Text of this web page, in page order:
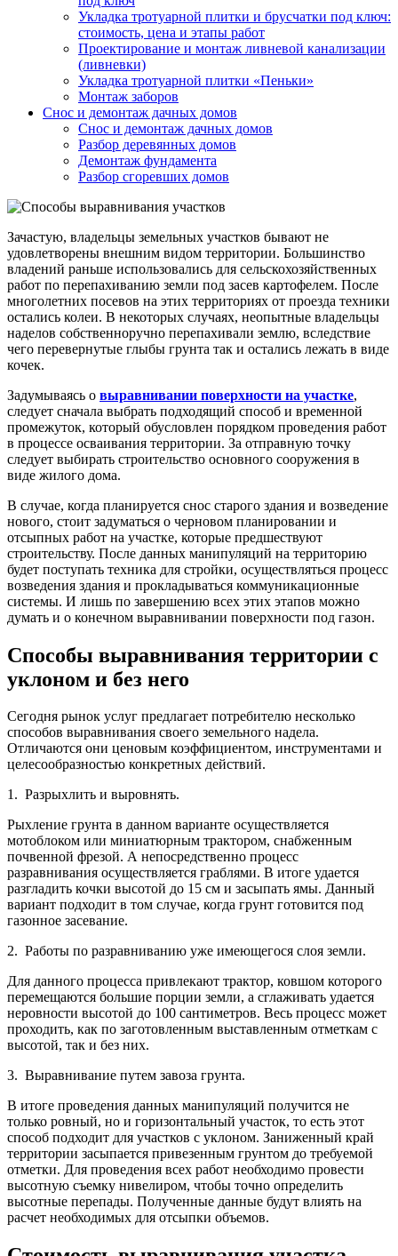
Укладка тротуарной плитки и брусчатки под ключ:
стоимость, цена и этапы работ
Проектирование и монтаж ливневой канализации
(ливневки)
Укладка тротуарной плитки «Пеньки»
Монтаж заборов
Снос и демонтаж дачных домов
Снос и демонтаж дачных домов
Разбор деревянных домов
Демонтаж фундамента
Разбор сгоревших домов
Зачастую, владельцы земельных участков бывают не
удовлетворены внешним видом территории. Большинство
владений раньше использовались для сельскохозяйственных
работ по перепахиванию земли под засев картофелем. После
многолетних посевов на этих территориях от проезда техники
остались колеи. В некоторых случаях, неопытные владельцы
наделов собственноручно перепахивали землю, вследствие
чего перевернутые глыбы грунта так и остались лежать в виде
кочек.
Задумываясь о выравнивании поверхности на участке,
следует сначала выбрать подходящий способ и временной
промежуток, который обусловлен порядком проведения работ
в процессе осваивания территории. За отправную точку
следует выбирать строительство основного сооружения в
виде жилого дома.
В случае, когда планируется снос старого здания и возведение
нового, стоит задуматься о черновом планировании и
отсыпных работ на участке, которые предшествуют
строительству. После данных манипуляций на территорию
будет поступать техника для стройки, осуществляться процесс
возведения здания и прокладываться коммуникационные
системы. И лишь по завершению всех этих этапов можно
думать и о конечном выравнивании поверхности под газон.
Способы выравнивания территории с
уклоном и без него
Сегодня рынок услуг предлагает потребителю несколько
способов выравнивания своего земельного надела.
Отличаются они ценовым коэффициентом, инструментами и
целесообразностью конкретных действий.
1. Разрыхлить и выровнять.
Рыхление грунта в данном варианте осуществляется
мотоблоком или миниатюрным трактором, снабженным
почвенной фрезой. А непосредственно процесс
разравнивания осуществляется граблями. В итоге удается
разгладить кочки высотой до 15 см и засыпать ямы. Данный
вариант подходит в том случае, когда грунт готовится под
газонное засевание.
2. Работы по разравниванию уже имеющегося слоя земли.
Для данного процесса привлекают трактор, ковшом которого
перемещаются большие порции земли, а сглаживать удается
неровности высотой до 100 сантиметров. Весь процесс может
проходить, как по заготовленным выставленным отметкам с
высотой, так и без них.
3. Выравнивание путем завоза грунта.
В итоге проведения данных манипуляций получится не
только ровный, но и горизонтальный участок, то есть этот
способ подходит для участков с уклоном. Заниженный край
территории засыпается привезенным грунтом до требуемой
отметки. Для проведения всех работ необходимо провести
высотную съемку нивелиром, чтобы точно определить
высотные перепады. Полученные данные будут влиять на
расчет необходимых для отсыпки объемов.